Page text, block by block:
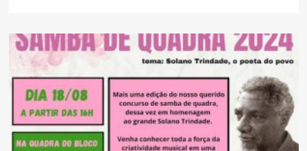
Aquele
Rubro